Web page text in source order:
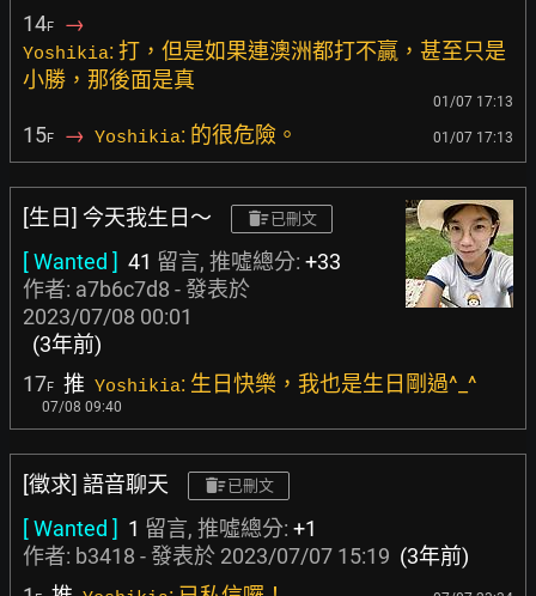
14F →
Yoshikia: 打，但是如果連澳洲都打不贏，甚至只是
小勝，那後面是真
01/07 17:13
15F → Yoshikia: 的很危險。 01/07 17:13
[生日] 今天我生日～ 已刪文
[ Wanted ] 41 留言, 推噓總分: +33
作者: a7b6c7d8 - 發表於
2023/07/08 00:01
(3年前)
17F 推 Yoshikia: 生日快樂，我也是生日剛過^_^
07/08 09:40
[徵求] 語音聊天 已刪文
[ Wanted ] 1 留言, 推噓總分: +1
作者: b3418 - 發表於 2023/07/07 15:19 (3年前)